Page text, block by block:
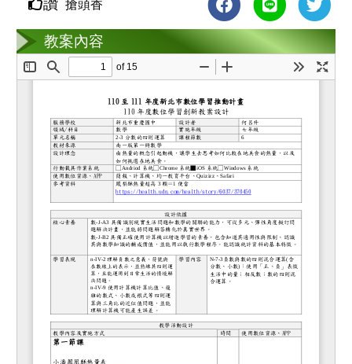
教案互動
讚 搶頭香
教案內容
loading...